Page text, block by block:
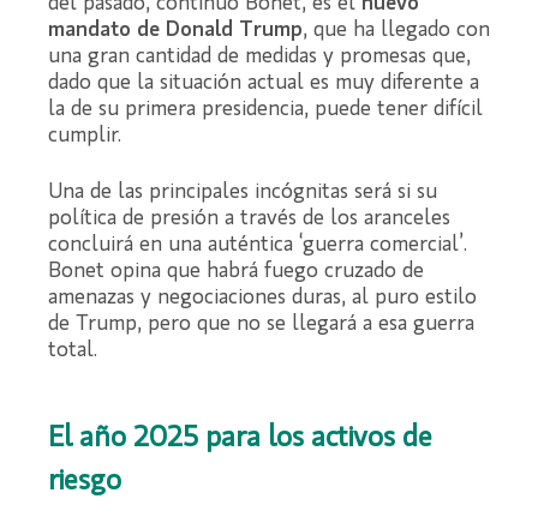
mandato de Donald Trump, que ha llegado con
una gran cantidad de medidas y promesas que,
dado que la situación actual es muy diferente a
la de su primera presidencia, puede tener difícil
cumplir.
Una de las principales incógnitas será si su
política de presión a través de los aranceles
concluirá en una auténtica ‘guerra comercial’.
Bonet opina que habrá fuego cruzado de
amenazas y negociaciones duras, al puro estilo
de Trump, pero que no se llegará a esa guerra
total.
El año 2025 para los activos de
riesgo